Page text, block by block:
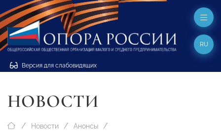
Версия для слабовидящих
RU
НОВОСТИ
Новости Анонсы